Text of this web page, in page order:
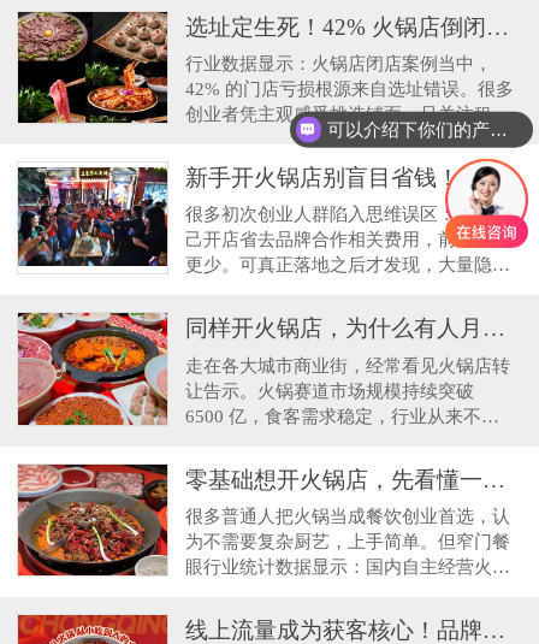
采购体量小，上游
选址定生死！42% 火锅店倒闭源于选址失误，新手如何科学选铺？
行业数据显示：火锅店闭店案例当中，
42% 的门店亏损根源来自选址错误。很多
创业者凭主观感受挑选铺面，只关注租金
高低，忽略客流结构、周边竞品、消费人
群、物业硬性条件，
新手开火锅店别盲目省钱！算清试错成本，才懂品牌共建价值
很多初次创业人群陷入思维误区：觉得自
己开店省去品牌合作相关费用，前期投入
更少。可真正落地之后才发现，大量隐性
店的创业者，想要
同样开火锅店，为什么有人月月盈利，有人半年转让？核心差距在这里
走在各大城市商业街，经常看见火锅店转
让告示。火锅赛道市场规模持续突破
6500 亿，食客需求稳定，行业从来不缺
者深思。 调研上千家火
零基础想开火锅店，先看懂一组扎心数据！新手自主开店存活率为何持续走低
很多普通人把火锅当成餐饮创业首选，认
为不需要复杂厨艺，上手简单。但窄门餐
眼行业统计数据显示：国内自主经营火锅
熟品牌体系共建运
线上流量成为获客核心！品牌数字化全域赋能，破解新手线上运营零基础痛点
可以介绍下你们的产品么